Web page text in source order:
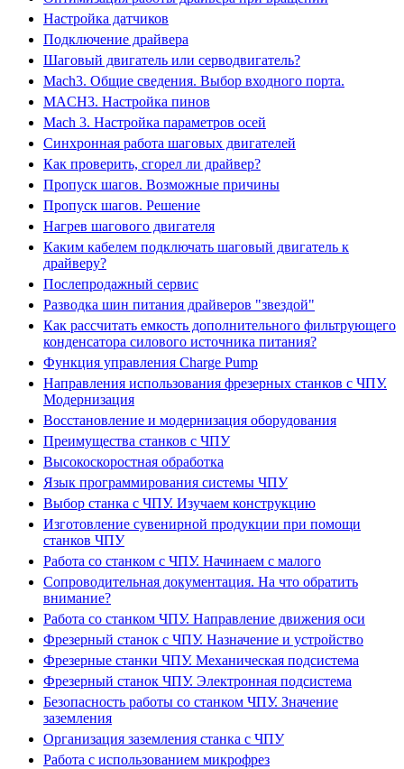
Настройка датчиков
Подключение драйвера
Шаговый двигатель или серводвигатель?
Mach3. Общие сведения. Выбор входного порта.
MACH3. Настройка пинов
Mach 3. Настройка параметров осей
Синхронная работа шаговых двигателей
Как проверить, сгорел ли драйвер?
Пропуск шагов. Возможные причины
Пропуск шагов. Решение
Нагрев шагового двигателя
Каким кабелем подключать шаговый двигатель к
драйверу?
Послепродажный сервис
Разводка шин питания драйверов "звездой"
Как рассчитать емкость дополнительного фильтрующего
конденсатора силового источника питания?
Функция управления Charge Pump
Направления использования фрезерных станков с ЧПУ.
Модернизация
Восстановление и модернизация оборудования
Преимущества станков с ЧПУ
Высокоскоростная обработка
Язык программирования системы ЧПУ
Выбор станка с ЧПУ. Изучаем конструкцию
Изготовление сувенирной продукции при помощи
станков ЧПУ
Работа со станком с ЧПУ. Начинаем с малого
Сопроводительная документация. На что обратить
внимание?
Работа со станком ЧПУ. Направление движения оси
Фрезерный станок с ЧПУ. Назначение и устройство
Фрезерные станки ЧПУ. Механическая подсистема
Фрезерный станок ЧПУ. Электронная подсистема
Безопасность работы со станком ЧПУ. Значение
заземления
Организация заземления станка с ЧПУ
Работа с использованием микрофрез